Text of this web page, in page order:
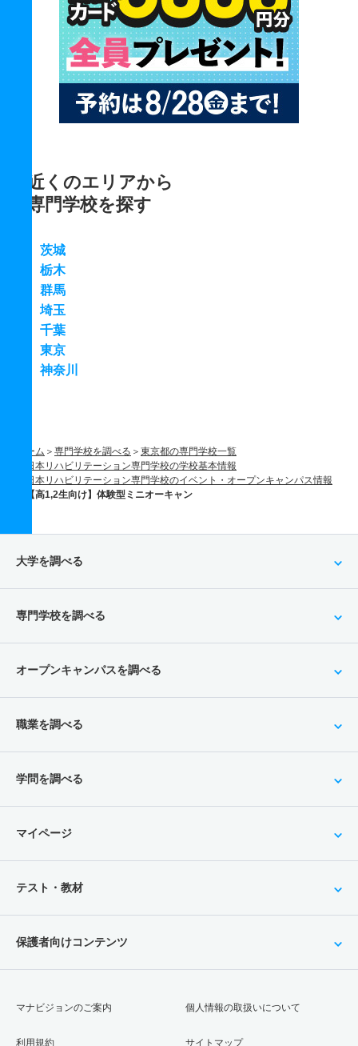
近くのエリアから
専門学校を探す
茨城
栃木
群馬
埼玉
千葉
東京
神奈川
ホーム 専門学校を調べる
東京都の専門学校一覧
日本リハビリテーション専門学校の学校基本情報
日本リハビリテーション専門学校のイベント・オープンキャンパス情報
【高1,2生向け】体験型ミニオーキャン
大学を調べる
専門学校を調べる
オープンキャンパスを調べる
職業を調べる
学問を調べる
マイページ
テスト・教材
保護者向けコンテンツ
マナビジョンのご案内
利用規約
個人情報の取扱いについて
サイトマップ